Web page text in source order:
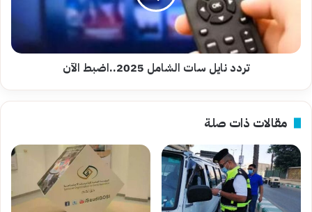
الآن
تردد نايل سات الشامل 2025..اضبط الآن
مقالات ذات صلة